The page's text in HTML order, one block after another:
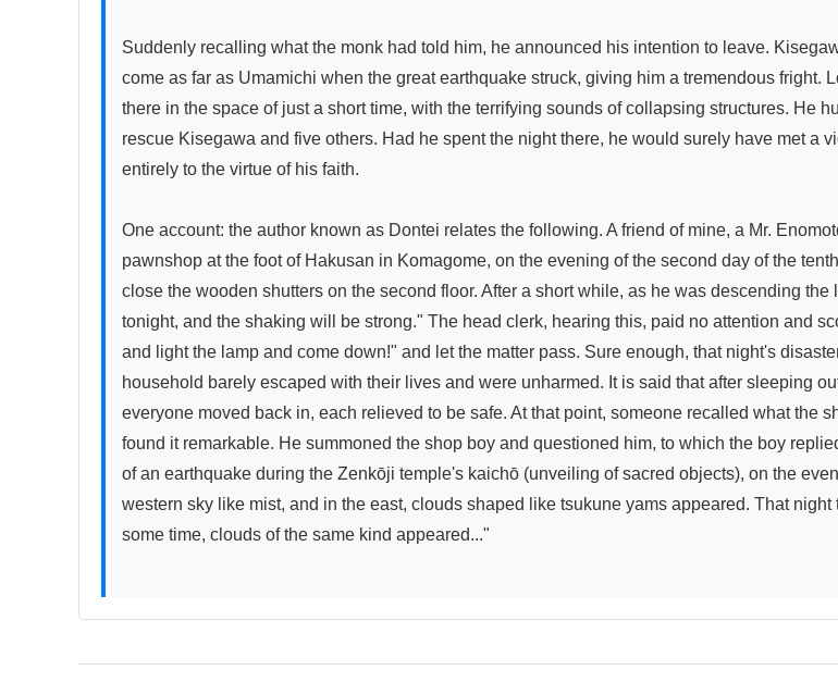
Suddenly recalling what the monk had told him, he announced his intention to leave.
come as far as Umamichi when the great earthquake struck, giving him a tremendous fright.
there in the space of just a short time, with the terrifying sounds of collapsing structures. He
rescue Kisegawa and five others. Had he spent the night there, he would surely have met a
entirely to the virtue of his faith.
One account: the author known as Dontei relates the following. A friend of mine, a Mr.
pawnshop at the foot of Hakusan in Komagome, on the evening of the second day of the
close the wooden shutters on the second floor. After a short while, as he was descending
tonight, and the shaking will be strong." The head clerk, hearing this, paid no attention and
and light the lamp and come down!" and let the matter pass. Sure enough, that night's
household barely escaped with their lives and were unharmed. It is said that after sleeping
everyone moved back in, each relieved to be safe. At that point, someone recalled what the
found it remarkable. He summoned the shop boy and questioned him, to which the boy
of an earthquake during the Zenkōji temple's kaichō (unveiling of sacred objects), on the
western sky like mist, and in the east, clouds shaped like tsukune yams appeared. That
some time, clouds of the same kind appeared..."